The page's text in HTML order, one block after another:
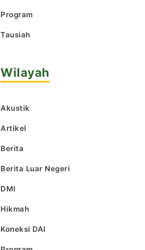
Program
Tausiah
Wilayah
Akustik
Artikel
Berita
Berita Luar Negeri
DMI
Hikmah
Koneksi DAI